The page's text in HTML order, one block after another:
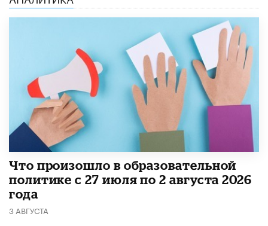
​Что произошло в образовательной
политике с 27 июля по 2 августа 2026
года
3 АВГУСТА